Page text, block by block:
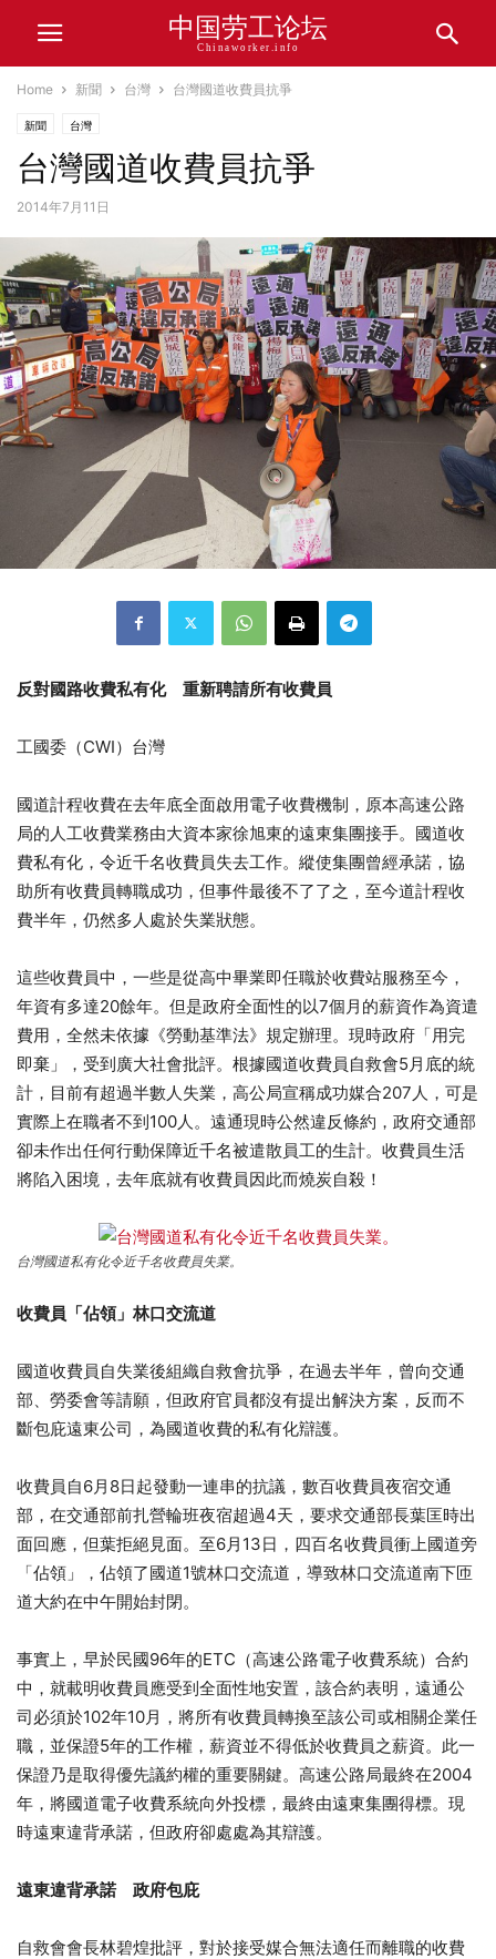
中国劳工论坛
Chinaworker.info
Home 新聞 台灣 台灣國道收費員抗爭
新聞 台灣
台灣國道收費員抗爭
2014年7月11日
反對國路收費私有化 重新聘請所有收費員
工國委（CWI）台灣
國道計程收費在去年底全面啟用電子收費機制，原本高速公路
局的人工收費業務由大資本家徐旭東的遠東集團接手。國道收
費私有化，令近千名收費員失去工作。縱使集團曾經承諾，協
助所有收費員轉職成功，但事件最後不了了之，至今道計程收
費半年，仍然多人處於失業狀態。
這些收費員中，一些是從高中畢業即任職於收費站服務至今，
年資有多達20餘年。但是政府全面性的以7個月的薪資作為資遣
費用，全然未依據《勞動基準法》規定辦理。現時政府「用完
即棄」，受到廣大社會批評。根據國道收費員自救會5月底的統
計，目前有超過半數人失業，高公局宣稱成功媒合207人，可是
實際上在職者不到100人。遠通現時公然違反條約，政府交通部
卻未作出任何行動保障近千名被遣散員工的生計。收費員生活
將陷入困境，去年底就有收費員因此而燒炭自殺！
台灣國道私有化令近千名收費員失業。
收費員「佔領」林口交流道
國道收費員自失業後組織自救會抗爭，在過去半年，曾向交通
部、勞委會等請願，但政府官員都沒有提出解決方案，反而不
斷包庇遠東公司，為國道收費的私有化辯護。
收費員自6月8日起發動一連串的抗議，數百收費員夜宿交通
部，在交通部前扎營輪班夜宿超過4天，要求交通部長葉匡時出
面回應，但葉拒絕見面。至6月13日，四百名收費員衝上國道旁
「佔領」，佔領了國道1號林口交流道，導致林口交流道南下匝
道大約在中午開始封閉。
事實上，早於民國96年的ETC（高速公路電子收費系統）合約
中，就載明收費員應受到全面性地安置，該合約表明，遠通公
司必須於102年10月，將所有收費員轉換至該公司或相關企業任
職，並保證5年的工作權，薪資並不得低於收費員之薪資。此一
保證乃是取得優先議約權的重要關鍵。高速公路局最終在2004
年，將國道電子收費系統向外投標，最終由遠東集團得標。現
時遠東違背承諾，但政府卻處處為其辯護。
遠東違背承諾 政府包庇
自救會會長林碧煌批評，對於接受媒合無法適任而離職的收費